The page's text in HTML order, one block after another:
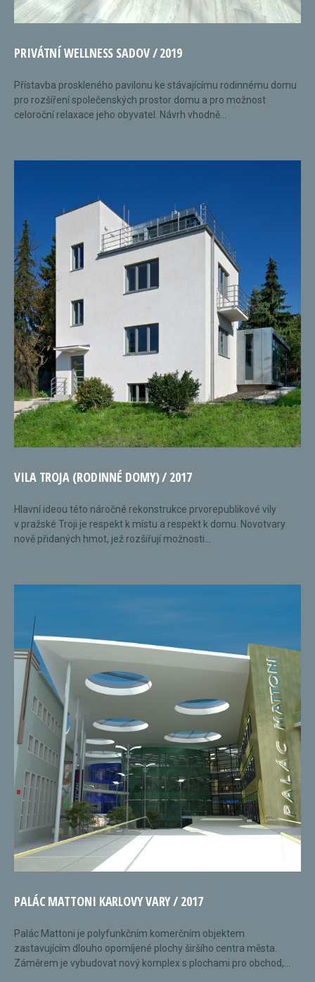
PRIVÁTNÍ WELLNESS SADOV / 2019
Přístavba proskleného pavilonu ke stávajícímu rodinnému domu
pro rozšíření společenských prostor domu a pro možnost
celoroční relaxace jeho obyvatel. Návrh vhodně...
VILA TROJA (RODINNÉ DOMY) / 2017
Hlavní ideou této náročné rekonstrukce prvorepublikové vily
v pražské Troji je respekt k místu a respekt k domu. Novotvary
nově přidaných hmot, jež rozšiřují možnosti...
PALÁC MATTONI KARLOVY VARY / 2017
Palác Mattoni je polyfunkčním komerčním objektem
zastavujícím dlouho opomíjené plochy širšího centra města.
Záměrem je vybudovat nový komplex s plochami pro obchod,...